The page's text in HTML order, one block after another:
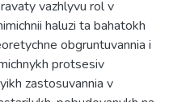
vazhlyvu rol v
haluzi ta bahatokh
obgruntuvannia i
protsesiv
zastosuvannia v